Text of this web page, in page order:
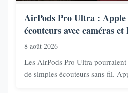
AirPods Pro Ultra :
écouteurs avec caméras
8 août 2026
Les AirPods Pro Ultra
de simples écouteurs sans fil.